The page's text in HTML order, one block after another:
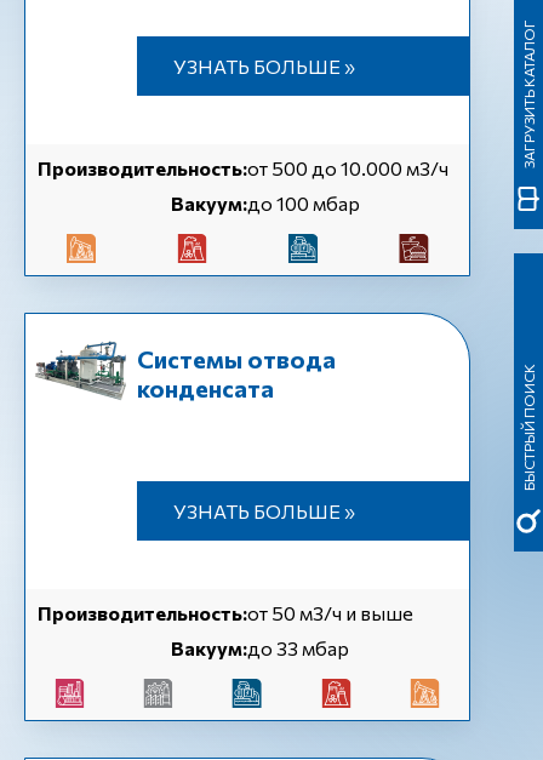
УЗНАТЬ БОЛЬШЕ »
Производительность:от 500 до 10.000 м3/ч
Вакуум:до 100 мбар
Системы отвода
конденсата
УЗНАТЬ БОЛЬШЕ »
Производительность:от 50 м3/ч и выше
Вакуум:до 33 мбар
БЫСТРЫЙ ПОИСК
ЗАГРУЗИТЬ КАТАЛОГ